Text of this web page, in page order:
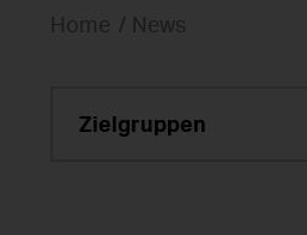
Home News
Zielgruppen